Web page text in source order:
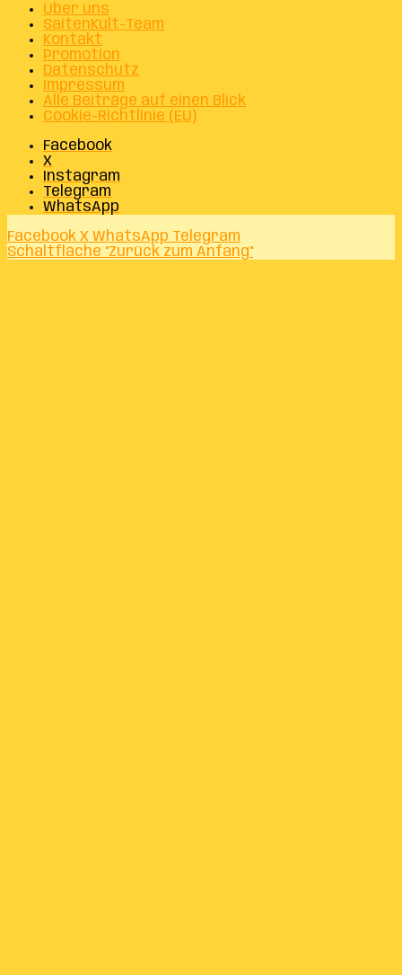
Über uns
SaitenKult-Team
Kontakt
Promotion
Datenschutz
Impressum
Alle Beiträge auf einen Blick
Cookie-Richtlinie (EU)
Facebook
X
Instagram
Telegram
WhatsApp
Facebook X WhatsApp Telegram
Schaltfläche "Zurück zum Anfang"